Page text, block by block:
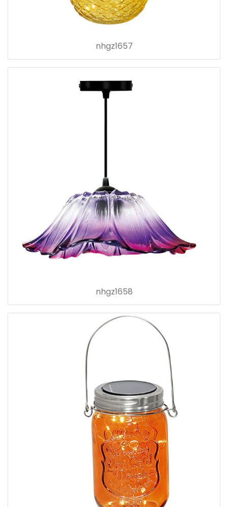
nhgz1657
nhgz1658